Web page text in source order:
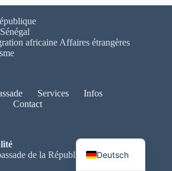
africaine Affaires étrangères
Services
Infos
Contact
de la République du Sénégal
Deutsch